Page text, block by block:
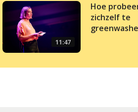
11:47
Hoe
zichzelf te